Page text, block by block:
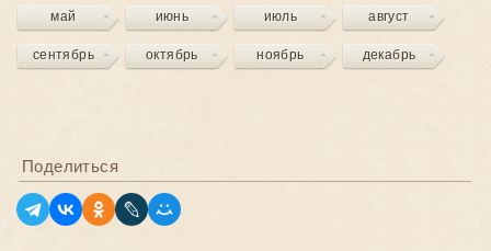
май июнь июль август
сентябрь октябрь ноябрь декабрь
Поделиться